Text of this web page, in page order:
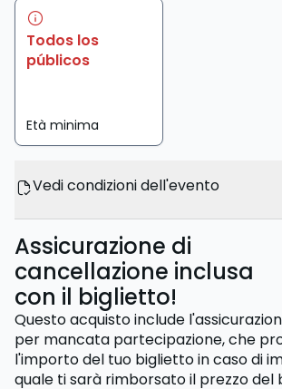
Todos los
públicos
Età minima
Vedi condizioni dell'evento
Assicurazione di
cancellazione inclusa
con il biglietto!
Questo acquisto include
per mancata partecipazione, che
l'importo del tuo biglietto in caso di
quale ti sarà rimborsato il prezzo del